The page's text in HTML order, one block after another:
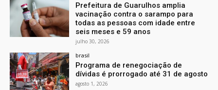
Prefeitura de Guarulhos amplia
vacinação contra o sarampo para
todas as pessoas com idade entre
seis meses e 59 anos
julho 30, 2026
brasil
Programa de renegociação de
dívidas é prorrogado até 31 de agosto
agosto 1, 2026